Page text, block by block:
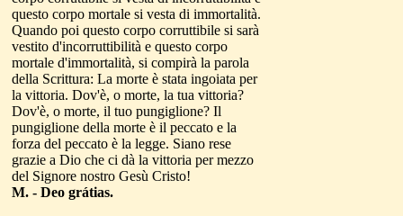
questo corpo mortale si vesta di immortalità.
Quando poi questo corpo corruttibile si sarà
vestito d'incorruttibilità e questo corpo
mortale d'immortalità, si compirà la parola
della Scrittura: La morte è stata ingoiata per
la vittoria. Dov'è, o morte, la tua vittoria?
Dov'è, o morte, il tuo pungiglione? Il
pungiglione della morte è il peccato e la
forza del peccato è la legge. Siano rese
grazie a Dio che ci dà la vittoria per mezzo
del Signore nostro Gesù Cristo!
M. - Deo grátias.